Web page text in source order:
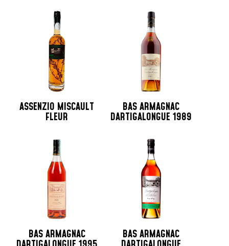
ASSENZIO MISCAULT
FLEUR
BAS ARMAGNAC
DARTIGALONGUE 1989
BAS ARMAGNAC BAS ARMAGNAC